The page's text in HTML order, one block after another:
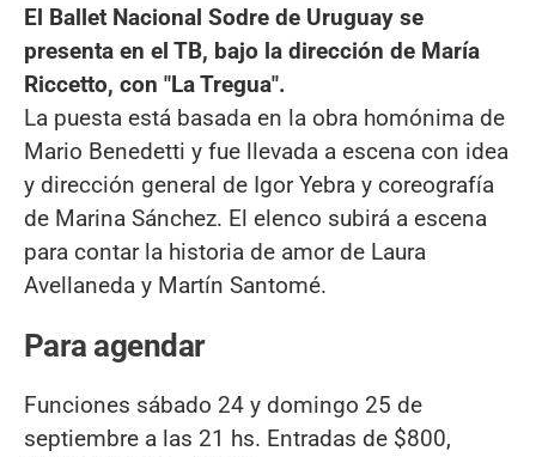
El Ballet Nacional Sodre de Uruguay se
presenta en el TB, bajo la dirección de María
Riccetto, con "La Tregua".
La puesta está basada en la obra homónima de
Mario Benedetti y fue llevada a escena con idea
y dirección general de Igor Yebra y coreografía
de Marina Sánchez. El elenco subirá a escena
para contar la historia de amor de Laura
Avellaneda y Martín Santomé.
Para agendar
Funciones sábado 24 y domingo 25 de
septiembre a las 21 hs. Entradas de $800,